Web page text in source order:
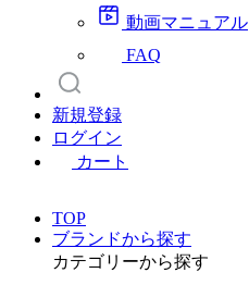
動画マニュアル
FAQ
新規登録
ログイン
カート
TOP
ブランドから探す
カテゴリーから探す